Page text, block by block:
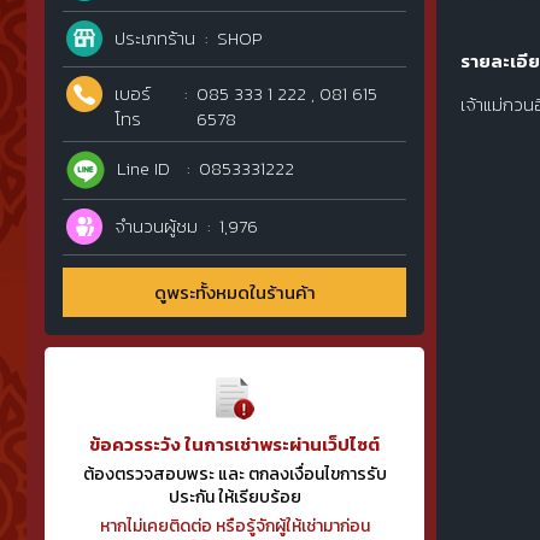
ประเภทร้าน
SHOP
เบอร์
โทร
085 333 1 222 , 081 615
6578
Line ID
0853331222
จำนวนผู้ชม 1,976
ดูพระทั้งหมดในร้านค้า
ข้อควรระวัง ในการเช่าพระผ่านเว็ปไซต์
ต้องตรวจสอบพระ และ ตกลงเงื่อนไขการรับ
ประกัน ให้เรียบร้อย
หากไม่เคยติดต่อ หรือรู้จักผู้ให้เช่ามาก่อน
รายละเอี
เจ้าแม่กว